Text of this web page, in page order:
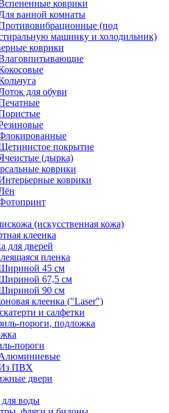
коврики
ванной комнаты
(под
машинку и холодильник)
коврики
для обуви
покрытие
(дырка)
коврики
коврики
(искусственная кожа)
клеенка
для дверей
пленка
45 см
67,5 см
90 см
клеенка ("Laser")
и салфетки
пороги, подложка
пороги
ПВХ
двери
воды